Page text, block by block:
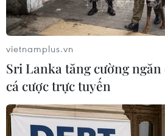
TIN LIÊN QUAN
vietnamplus.vn
Sri Lanka tăng cường
cá cược trực tuyến